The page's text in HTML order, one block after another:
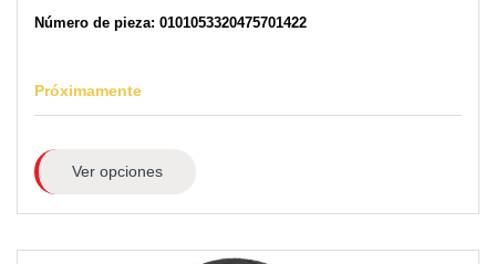
Número de pieza: 0101053320475701422
Próximamente
Ver opciones